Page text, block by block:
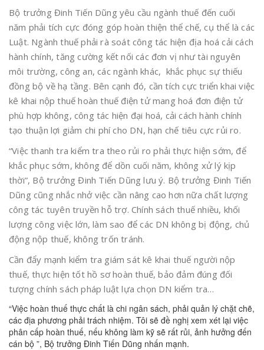
Bộ trưởng Đinh Tiến Dũng yêu cầu ngành thuế đến cuối
năm phải tích cực đóng góp hoàn thiện thể chế, cụ thể là các
Luật. Ngành thuế phải rà soát công tác hiện địa hoá cải cách
hành chính, tăng cường kết nối các đơn vị như tài nguyên
môi trường, công an, các ngành khác, khắc phục sự thiếu
đồng bộ về hạ tầng. Bên cạnh đó, cần tích cực triển khai việc
kê khai nộp thuế hoàn thuế điện tử mang hoá đơn điện tử
phù hợp không, công tác hiện đại hoá, cải cách hành chính
tạo thuận lợi giảm chi phí cho DN, hạn chế tiêu cực rủi ro.
“Việc thanh tra kiểm tra theo rủi ro phải thực hiện sớm, để
khắc phục sớm, không để dồn cuối năm, không xử lý kịp
thời”, Bộ trưởng Đinh Tiến Dũng lưu ý. Bộ trưởng Đinh Tiến
Dũng cũng nhắc nhở việc cần nâng cao hơn nữa chất lượng
công tác tuyên truyền hỗ trợ. Chính sách thuế nhiều, khối
lượng công việc lớn, làm sao để các DN không bị động, chủ
động nộp thuế, không trốn tránh.
Cần đẩy mạnh kiểm tra giám sát kê khai thuế người nộp
thuế, thực hiện tốt hồ sơ hoàn thuế, bảo đảm đúng đối
tượng chính sách pháp luật lựa chọn DN kiểm tra…
“Việc hoàn thuế thực chất là chi ngân sách, phải quản lý chặt chẽ,
các địa phương phải trách nhiệm. Tôi sẽ đề nghị xem xét lại việc
phân cấp hoàn thuế, nếu không làm kỹ sẽ rất rủi, ảnh hưởng đến
cán bộ ”, Bộ trưởng Đinh Tiến Dũng nhấn mạnh.